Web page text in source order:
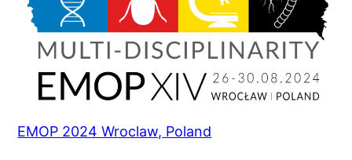
EMOP 2024 Wroclaw, Poland